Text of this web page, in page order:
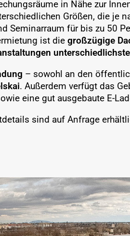
in Nähe zur
Größen, die je
Seminarraum für bis zu 50
ist die großzügige
– sowohl an den
. Außerdem verfügt das
eine gut ausgebaute E-
sind auf Anfrage